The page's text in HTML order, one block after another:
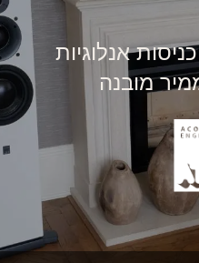
אנלוגיות
מובנה